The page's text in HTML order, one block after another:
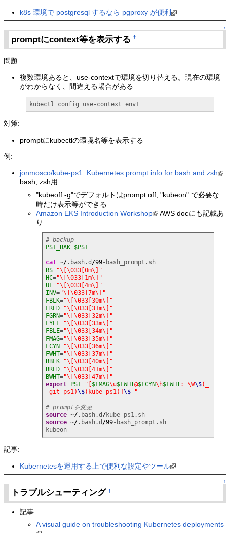
k8s 環境で postgresql するなら pgproxy が便利
↑
promptにcontext等を表示する†
問題:
複数環境あると、use-contextで環境を切り替える。現在の環境
がわからなく、間違える場合がある
kubectl config use-context env1
対策:
promptにkubectlの環境名等を表示する
例:
jonmosco/kube-ps1: Kubernetes prompt info for bash and zsh
bash, zsh用
"kubeoff -g"でデフォルトはprompt off, "kubeon" で必要な
時だけ表示等ができる
Amazon EKS Introduction Workshop
AWS docにも記載あ
り
# backup
PS1_BAK=$PS1
cat ~/.bash.d /99
-bash_prompt.sh
RS="\[\033[0m\]"
HC="\[\033[1m\]"
UL="\[\033[4m\]"
INV="\[\033[7m\]"
FBLK="\[\033[30m\]"
FRED="\[\033[31m\]"
FGRN="\[\033[32m\]"
FYEL="\[\033[33m\]"
FBLE="\[\033[34m\]"
FMAG="\[\033[35m\]"
FCYN="\[\033[36m\]"
FWHT="\[\033[37m\]"
BBLK="\[\033[40m\]"
BRED="\[\033[41m\]"
BWHT="\[\033[47m\]"
export
PS1="[ $FMAG\u$FWHT@$FCYN\h$FWHT: \W\$(_
_git_ps1)\$(kube_ps1)] \$ "
# promptを変更
source ~/.bash.d /
kube-ps1.sh
source ~/.bash.d /99-bash_prompt.sh
kubeon
記事:
Kubernetesを運用する上で便利な設定やツール
↑
トラブルシューティング†
記事
A visual guide on troubleshooting Kubernetes deployments